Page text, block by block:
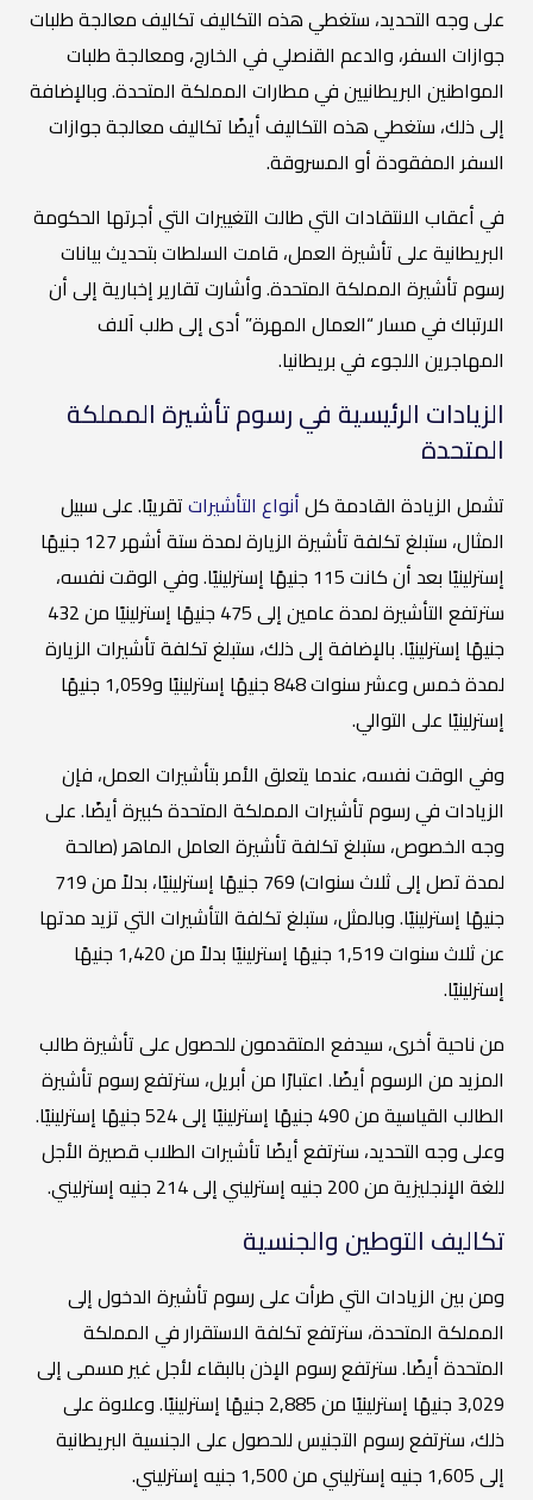
على وجه التحديد، ستغطي هذه التكاليف تكاليف معالجة طلبات
جوازات السفر، والدعم القنصلي في الخارج، ومعالجة طلبات
المواطنين البريطانيين في مطارات المملكة المتحدة. وبالإضافة
إلى ذلك، ستغطي هذه التكاليف أيضًا تكاليف معالجة جوازات
السفر المفقودة أو المسروقة.
في أعقاب الانتقادات التي طالت التغييرات التي أجرتها الحكومة
البريطانية على تأشيرة العمل، قامت السلطات بتحديث بيانات
رسوم تأشيرة المملكة المتحدة. وأشارت تقارير إخبارية إلى أن
الارتباك في مسار “العمال المهرة” أدى إلى طلب آلاف
المهاجرين اللجوء في بريطانيا.
الزيادات الرئيسية في رسوم تأشيرة المملكة
المتحدة
تشمل الزيادة القادمة كلأنواع التأشيراتتقريبًا. على سبيل
المثال، ستبلغ تكلفة تأشيرة الزيارة لمدة ستة أشهر 127 جنيهًا
إسترلينيًا بعد أن كانت 115 جنيهًا إسترلينيًا. وفي الوقت نفسه،
سترتفع التأشيرة لمدة عامين إلى 475 جنيهًا إسترلينيًا من 432
جنيهًا إسترلينيًا. بالإضافة إلى ذلك، ستبلغ تكلفة تأشيرات الزيارة
لمدة خمس وعشر سنوات 848 جنيهًا إسترلينيًا و1,059 جنيهًا
إسترلينيًا على التوالي.
وفي الوقت نفسه، عندما يتعلق الأمر بتأشيرات العمل، فإن
الزيادات في رسوم تأشيرات المملكة المتحدة كبيرة أيضًا. على
وجه الخصوص، ستبلغ تكلفة تأشيرة العامل الماهر (صالحة
لمدة تصل إلى ثلاث سنوات) 769 جنيهًا إسترلينيًا، بدلاً من 719
جنيهًا إسترلينيًا. وبالمثل، ستبلغ تكلفة التأشيرات التي تزيد مدتها
عن ثلاث سنوات 1,519 جنيهًا إسترلينيًا بدلاً من 1,420 جنيهًا
إسترلينيًا.
من ناحية أخرى، سيدفع المتقدمون للحصول على تأشيرة طالب
المزيد من الرسوم أيضًا. اعتبارًا من أبريل، سترتفع رسوم تأشيرة
الطالب القياسية من 490 جنيهًا إسترلينيًا إلى 524 جنيهًا إسترلينيًا.
وعلى وجه التحديد، سترتفع أيضًا تأشيرات الطلاب قصيرة الأجل
للغة الإنجليزية من 200 جنيه إسترليني إلى 214 جنيه إسترليني.
تكاليف التوطين والجنسية
ومن بين الزيادات التي طرأت على رسوم تأشيرة الدخول إلى
المملكة المتحدة، سترتفع تكلفة الاستقرار في المملكة
المتحدة أيضًا. سترتفع رسوم الإذن بالبقاء لأجل غير مسمى إلى
3,029 جنيهًا إسترلينيًا من 2,885 جنيهًا إسترلينيًا. وعلاوة على
ذلك، سترتفع رسوم التجنيس للحصول على الجنسية البريطانية
إلى 1,605 جنيه إسترليني من 1,500 جنيه إسترليني.